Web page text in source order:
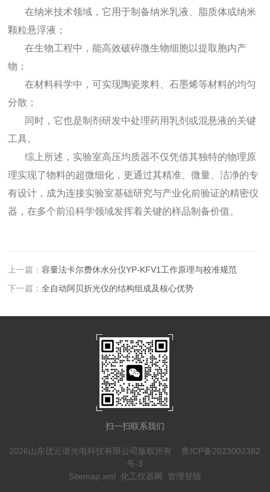
在纳米技术领域，它用于制备纳米乳液、脂质体或纳米
颗粒悬浮液；
在生物工程中，能高效破碎微生物细胞以提取胞内产
物；
在材料科学中，可实现陶瓷浆料、石墨烯等材料的均匀
分散；
同时，它也是制剂研发中处理药用乳剂或混悬液的关键
工具。
综上所述，实验室高压均质器不仅凭借其独特的物理原
理实现了物料的超微细化，更通过其精准、微量、洁净的专
有设计，成为连接实验室基础研究与产业化前验证的精密仪
器，在多个前沿科学领域发挥着关键的样品制备价值。
上一篇：容量法卡尔费休水分仪YP-KFV1工作原理与校准规范
下一篇：全自动阿贝折光仪的结构组成及核心优势
扫一扫联系我们
2026山东优云谱光电科技有限公司版权所有 鲁ICP备2023002382
号-3
Sitemap.xml 化工仪器网 管理登陆